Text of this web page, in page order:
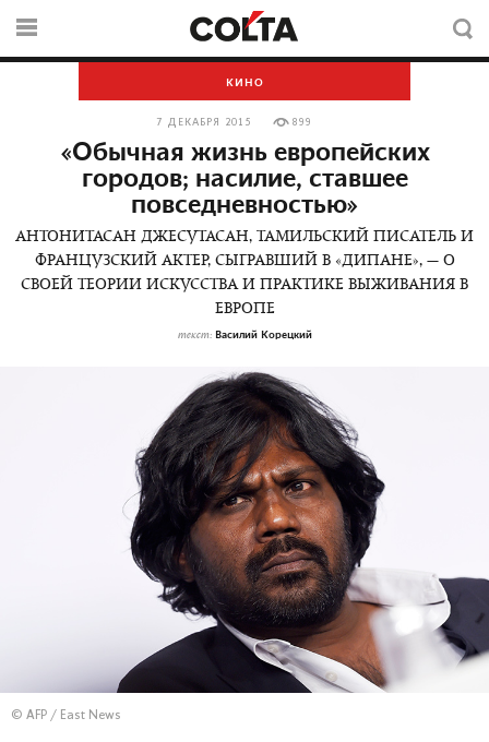
КИНО
7 ДЕКАБРЯ 2015 899
«Обычная жизнь европейских
городов; насилие, ставшее
повседневностью»
АНТОНИТАСАН ДЖЕСУТАСАН, ТАМИЛЬСКИЙ ПИСАТЕЛЬ И
ФРАНЦУЗСКИЙ АКТЕР, СЫГРАВШИЙ В «ДИПАНЕ», — О
СВОЕЙ ТЕОРИИ ИСКУССТВА И ПРАКТИКЕ ВЫЖИВАНИЯ В
ЕВРОПЕ
текст: Василий Корецкий
© AFP / East News